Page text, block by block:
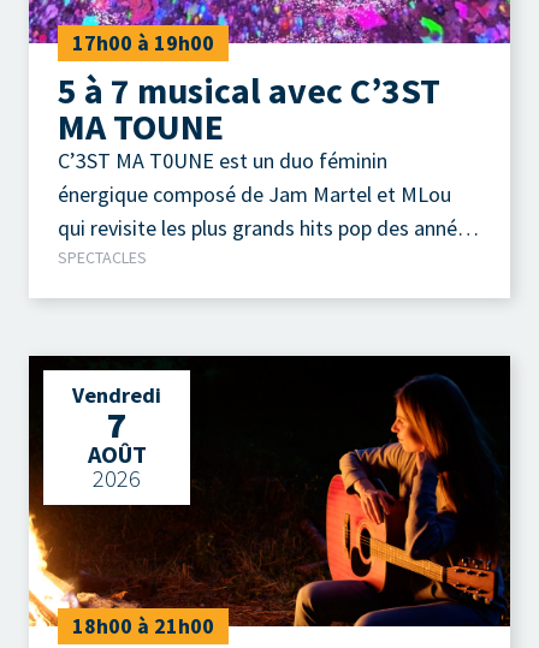
17h00 à 19h00
5 à 7 musical avec C’3ST
MA TOUNE
C’3ST MA T0UNE est un duo féminin
énergique composé de Jam Martel et MLou
qui revisite les plus grands hits pop des années
90 et 2000 à travers des medleys festifs.
SPECTACLES
Vendredi
7
AOÛT
2026
18h00 à 21h00